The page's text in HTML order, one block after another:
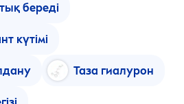
береді
күтімі
Таза гиалурон